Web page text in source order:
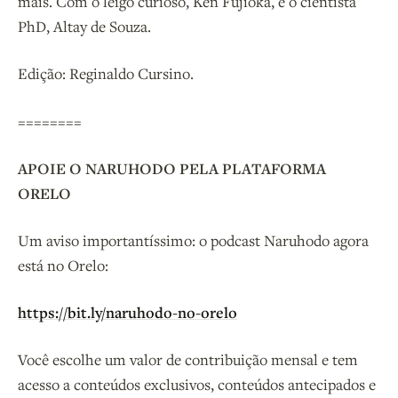
PhD, Altay de Souza.
Edição: Reginaldo Cursino.
========
APOIE O NARUHODO PELA PLATAFORMA
ORELO
Um aviso importantíssimo: o podcast Naruhodo agora
está no Orelo:
https://bit.ly/naruhodo-no-orelo
Você escolhe um valor de contribuição mensal e tem
acesso a conteúdos exclusivos, conteúdos antecipados e